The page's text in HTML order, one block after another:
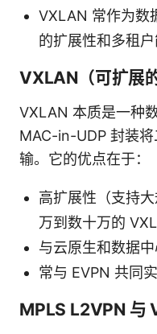
VXLAN 常作为数
的扩展性和多租
VXLAN（可扩展
VXLAN 本质是一种
MAC-in-UDP 封装
输。它的优点在于：
高扩展性（支持
万到数十万的
与云原生和数据
常与 EVPN 共同
MPLS L2VPN 与